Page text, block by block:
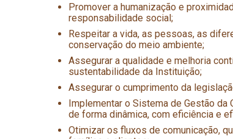
Promover a humanização e
responsabilidade social;
Respeitar a vida, as pessoas, as
conservação do meio ambiente;
Assegurar a qualidade e melhoria
sustentabilidade da Instituição;
Assegurar o cumprimento da
Implementar o Sistema de Gestão
de forma dinâmica, com eficiência e
Otimizar os fluxos de comunicação,